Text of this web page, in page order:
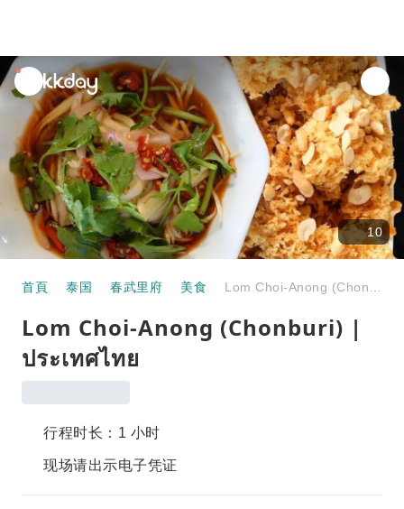
unread
notifications
10
首頁 泰国 春武里府 美食
Lom Choi-Anong (Chonburi) |
ประเทศไทย
行程时长：1 小时
现场请出示电子凭证